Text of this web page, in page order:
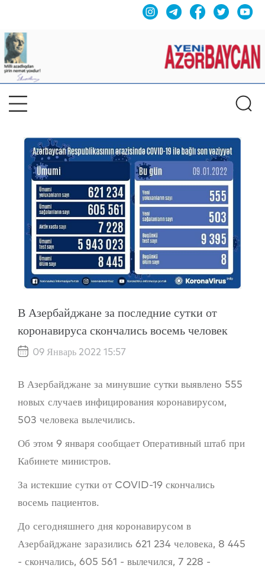
В Азербайджане за последние сутки от
коронавируса скончались восемь человек
09 Январь 2022 15:57
В Азербайджане за минувшие сутки выявлено 555
новых случаев инфицирования коронавирусом,
503 человека вылечились.
Об этом 9 января сообщает Оперативный штаб при
Кабинете министров.
За истекшие сутки от COVID-19 скончались
восемь пациентов.
До сегодняшнего дня коронавирусом в
Азербайджане заразились 621 234 человека, 8 445
- скончались, 605 561 - вылечился, 7 228 -